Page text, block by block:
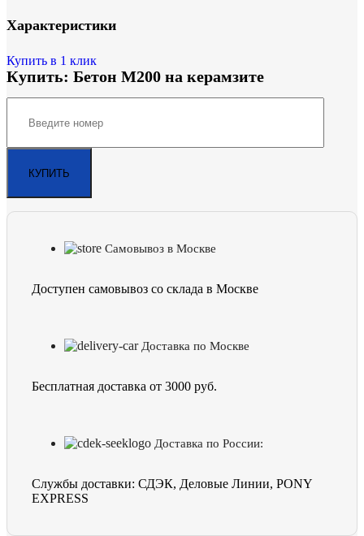
Характеристики
Купить в 1 клик
Купить: Бетон М200 на керамзите
Самовывоз в Москве
Доступен самовывоз со склада в Москве
Доставка по Москве
Бесплатная доставка от 3000 руб.
Доставка по России:
Службы доставки: СДЭК, Деловые Линии, PONY
EXPRESS